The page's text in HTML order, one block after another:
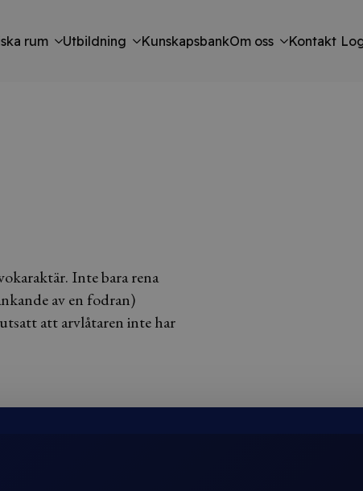
rum Utbildning KunskapsbankOm oss Kontakt
Inte bara rena
av en fodran)
att arvlåtaren inte har